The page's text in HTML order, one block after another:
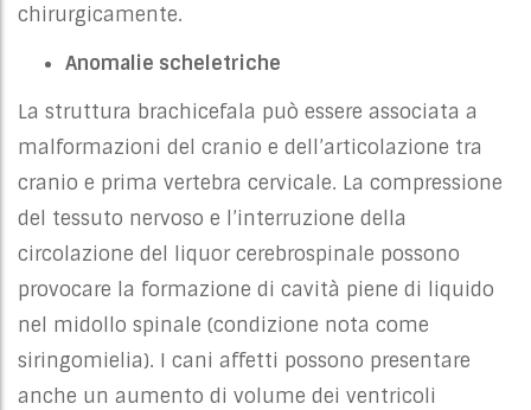
chirurgicamente.
Anomalie scheletriche
La struttura brachicefala può essere associata a
malformazioni del cranio e dell’articolazione tra
cranio e prima vertebra cervicale. La compressione
del tessuto nervoso e l’interruzione della
circolazione del liquor cerebrospinale possono
provocare la formazione di cavità piene di liquido
nel midollo spinale (condizione nota come
siringomielia). I cani affetti possono presentare
anche un aumento di volume dei ventricoli